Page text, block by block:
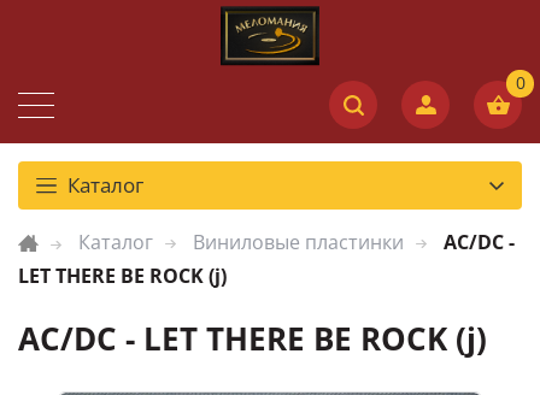
Каталог
Каталог Виниловые пластинки
AC/DC -
LET THERE BE ROCK (j)
AC/DC - LET THERE BE ROCK (j)